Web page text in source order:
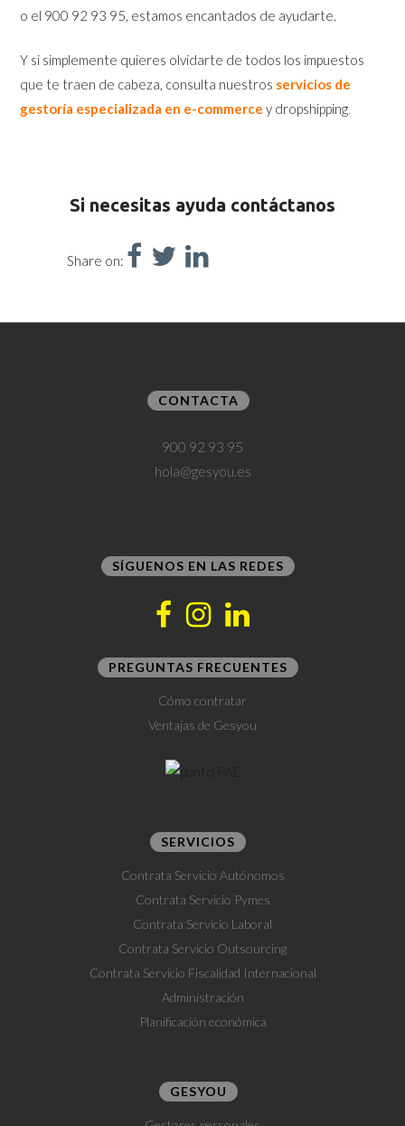
o el 900 92 93 95, estamos encantados de ayudarte.
Y si simplemente quieres olvidarte de todos los impuestos
que te traen de cabeza, consulta nuestros servicios de
gestoría especializada en e-commerce y dropshipping.
Si necesitas ayuda contáctanos
Share on:
CONTACTA
900 92 93 95
hola@gesyou.es
SÍGUENOS EN LAS REDES
PREGUNTAS FRECUENTES
Cómo contratar
Ventajas de Gesyou
SERVICIOS
Contrata Servicio Autónomos
Contrata Servicio Pymes
Contrata Servicio Laboral
Contrata Servicio Outsourcing
Contrata Servicio Fiscalidad Internacional
Administración
Planificación económica
GESYOU